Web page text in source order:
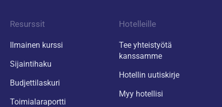
Resurssit
Ilmainen kurssi
Sijaintihaku
Budjettilaskuri
Toimialaraportti
Hotelleille
Tee yhteistyötä
kanssamme
Hotellin uutiskirje
Myy hotellisi